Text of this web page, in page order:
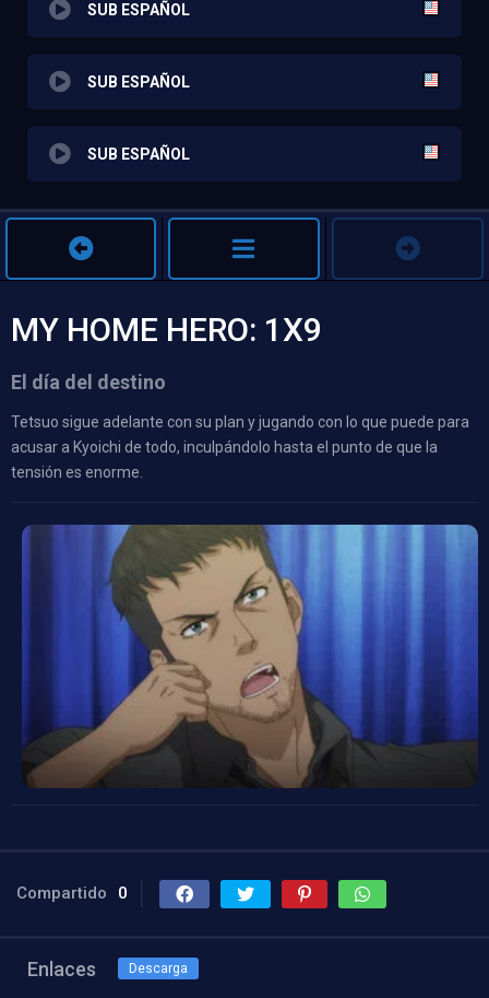
SUB ESPAÑOL
SUB ESPAÑOL
SUB ESPAÑOL
MY HOME HERO: 1X9
El día del destino
Tetsuo sigue adelante con su plan y jugando con lo que puede para
acusar a Kyoichi de todo, inculpándolo hasta el punto de que la
tensión es enorme.
Compartido 0
Enlaces Descarga